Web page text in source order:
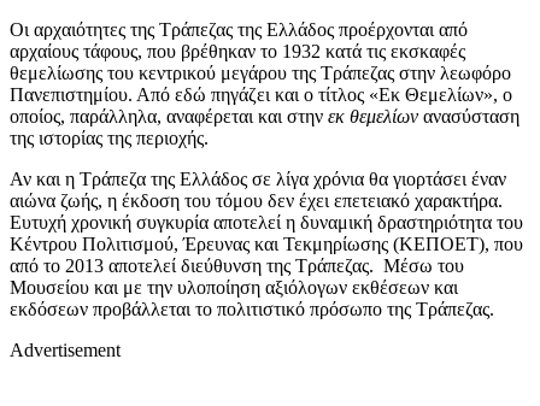
Οι αρχαιότητες της Τράπεζας της Ελλάδος προέρχονται από
αρχαίους τάφους, που βρέθηκαν το 1932 κατά τις εκσκαφές
θεμελίωσης του κεντρικού μεγάρου της Τράπεζας στην λεωφόρο
Πανεπιστημίου. Από εδώ πηγάζει και ο τίτλος «Εκ Θεμελίων», ο
οποίος, παράλληλα, αναφέρεται και στην εκ θεμελίων ανασύσταση
της ιστορίας της περιοχής.
Αν και η Τράπεζα της Ελλάδος σε λίγα χρόνια θα γιορτάσει έναν
αιώνα ζωής, η έκδοση του τόμου δεν έχει επετειακό χαρακτήρα.
Ευτυχή χρονική συγκυρία αποτελεί η δυναμική δραστηριότητα του
Κέντρου Πολιτισμού, Έρευνας και Τεκμηρίωσης (ΚΕΠΟΕΤ), που
από το 2013 αποτελεί διεύθυνση της Τράπεζας. Μέσω του
Μουσείου και με την υλοποίηση αξιόλογων εκθέσεων και
εκδόσεων προβάλλεται το πολιτιστικό πρόσωπο της Τράπεζας.
Advertisement